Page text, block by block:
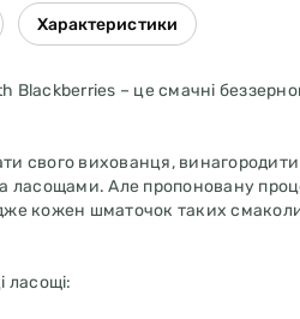
Характеристики
Blackberries – це смачні
свого вихованця, винагородити
ласощами. Але пропоновану
кожен шматочок таких
ласощі: